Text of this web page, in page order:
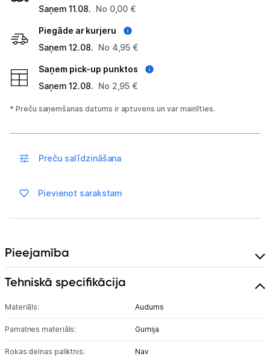
Tīkla iekārtas
Drukas iekārtas
Biroja piederumi
Sadzīves tehnika
Vēlmju saraksts
Piegāde un apmaksa
Saņem 11.08. No 0,00 €
Piegāde ar kurjeru
Saņem 12.08. No 4,95 €
Saņem pick-up punktos
Saņem 12.08. No 2,95 €
* Preču saņemšanas datums ir aptuvens un var mainīties.
Preču salīdzināšana
Pievienot sarakstam
Pieejamība
Tehniskā specifikācija
Materiāls: Audums
Pamatnes materiāls: Gumija
Rokas delnas paliktnis: Nav